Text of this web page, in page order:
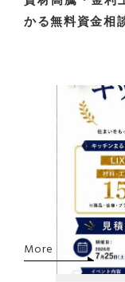
かる無料資金相
More